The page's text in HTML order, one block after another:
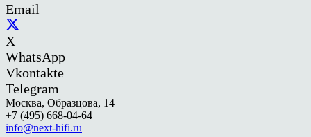
Email
X
WhatsApp
Vkontakte
Telegram
Москва, Образцова, 14
+7 (495) 668-04-64
info@next-hifi.ru